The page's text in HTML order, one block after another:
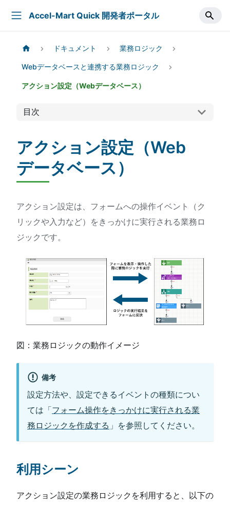
Accel-Mart Quick 開発者ポータル
ドキュメント 業務ロジック
Webデータベースと連携する業務ロジック
アクション設定（Webデータベース）
目次
アクション設定（Web
データベース）
アクション設定は、フォームへの操作イベント（ク
リックや入力など）をきっかけに実行される業務ロ
ジックです。
図：業務ロジックの動作イメージ
備考
設定方法や、設定できるイベントの種類につい
ては「フォーム操作をきっかけに実行される業
務ロジックを作成する 」を参照してください。
利用シーン
アクション設定の業務ロジックを利用すると、以下の